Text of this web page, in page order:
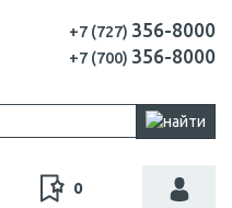
+7 (727) 356-8000
+7 (700) 356-8000
0